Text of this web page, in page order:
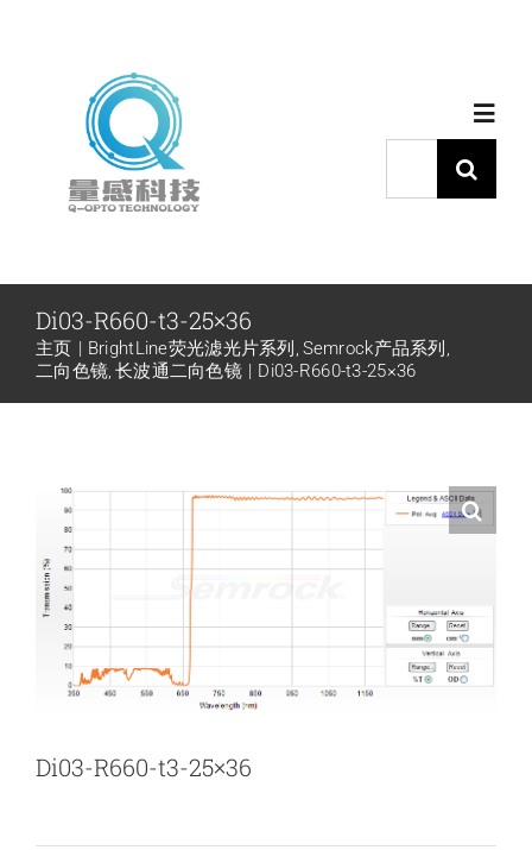
产品中心
代理品牌
下载中心
新闻和活动
关于量感
联系我们
索：
Di03-R660-t3-25×36
主页 BrightLine荧光滤光片系列
Semrock产品系列
二向色镜 长波通二向色镜 Di03-R660-t3-25×36
Di03-R660-t3-25×36